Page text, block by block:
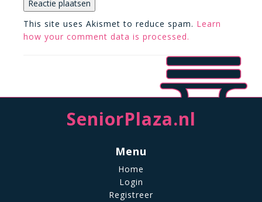
This site uses Akismet to reduce spam. Learn
how your comment data is processed.
SeniorPlaza.nl
Menu
Home
Login
Registreer